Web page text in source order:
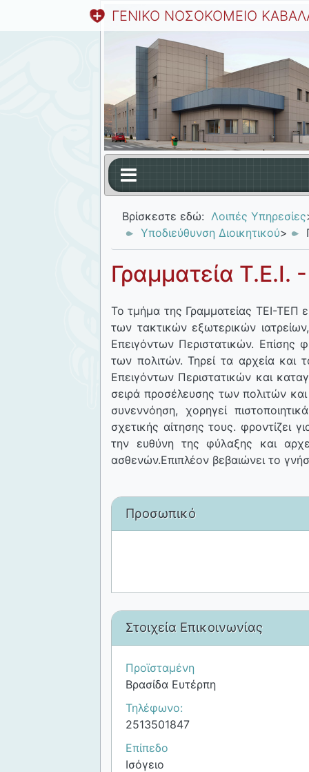
ΓΕΝΙΚΟ ΝΟΣΟΚΟΜΕΙΟ
Βρίσκεστε εδώ: Λοιπές Υπηρεσίες
Υποδιεύθυνση Διοικητικού>
Γραμματεία Τ.Ε.Ι.
Το τμήμα της Γραμματείας ΤΕΙ-ΤΕΠ
των τακτικών εξωτερικών
Επειγόντων Περιστατικών. Επίσης
των πολιτών. Τηρεί τα αρχεία και
Επειγόντων Περιστατικών και
σειρά προσέλευσης των πολιτών
συνεννόηση, χορηγεί
σχετικής αίτησης τους. φροντίζει
την ευθύνη της φύλαξης και
ασθενών.Επιπλέον βεβαιώνει το
Προσωπικό
Στοιχεία Επικοινωνίας
Προϊσταμένη
Βρασίδα Ευτέρπη
Τηλέφωνο:
2513501847
Επίπεδο
Ισόγειο